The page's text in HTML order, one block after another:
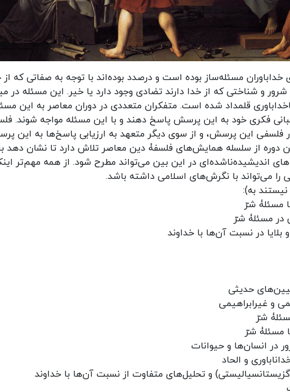
مسئله‌ساز بوده است و درصدد بوده‌اند با توجه به صفاتی که از
و شناختی که از خدا دارند تضادی وجود دارد یا خیر. این مسئله در
قلمداد شده است. متفکران متعددی در دوران معاصر به این
مبانی فکری خود به این پرسش پاسخ دهند و با این مسئله مواجه شوند.
فلسفی این پرسش، و از سوی دیگر متعهد به ارزیابی پاسخ‌ها به این
دوره از سلسله همایش‌های فلسفۀ دین معاصر تلاش دارد تا نشان دهد
اندیشیده‌ناشده‌ای در این بین می‌تواند مطرح شود. از همه مهم‌تر
را می‌تواند با نگرش‌های اسلامی داشته باشد.
به):
مسئلۀ شرّ
در مسئلۀ شرّ
در نسبت آن‌ها با خداوند
حدیثی
و غیرابراهیمی
شرّ
مسئلۀ شرّ
در انسان‌ها و حیوانات
و الحاد
و تحلیل‌های متفاوت از نسبت آن‌ها با خداوند